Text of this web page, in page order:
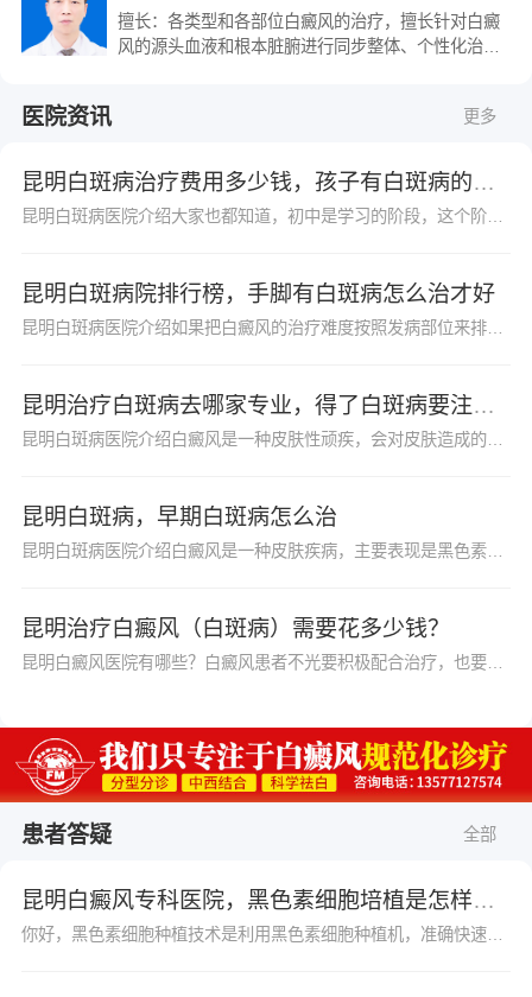
擅长：各类型和各部位白癜风的治疗，擅长针对白癜
风的源头血液和根本脏腑进行同步整体、个性化治
医院资讯 更多
昆明白斑病治疗费用多少钱，孩子有白斑病的注意事项
昆明白斑病医院介绍大家也都知道，初中是学习的阶段，这个阶段的孩子学习压力是很大的，白癜风是一种常见的皮肤疾病，很多初中生也避免不了患上白癜风，初中生群体患病会给...
昆明白斑病院排行榜，手脚有白斑病怎么治才好
昆明白斑病医院介绍如果把白癜风的治疗难度按照发病部位来排序的话，那么，手脚处的白癜风应该是治疗难度大的。但这不意味着手脚处的白癜风治疗没有效果，患者不能忽视，也...
昆明治疗白斑病去哪家专业，得了白斑病要注意哪些
昆明白斑病医院介绍白癜风是一种皮肤性顽疾，会对皮肤造成的伤害。任何人患上白癜风时要及时前往医院进行检查治疗，况且白癜风是比较容易复发和扩散的，不及时就医，之后白...
昆明白斑病，早期白斑病怎么治
昆明白斑病医院介绍白癜风是一种皮肤疾病，主要表现是黑色素的脱失，在皮肤上出现一些白点或者是白斑，对患者的影响很大，患上白癜风，不仅对患者的日常生活带来影响，也会...
昆明治疗白癜风（白斑病）需要花多少钱？
昆明白癜风医院有哪些？白癜风患者不光要积极配合治疗，也要做好日常的护理工作，白癜风的日常护理和治疗都很重要，能够使患者的白斑得到有效的控制，所以患者要注意，要尽...
患者答疑 全部
昆明白癜风专科医院，黑色素细胞培植是怎样的？
你好，黑色素细胞种植技术是利用黑色素细胞种植机，准确快速分离出优质、活跃的黑色素细胞，采用提取培养直接种植到白斑部位，同时介入细胞生长因子，保证了黑色素的成活率。采用自体表皮移植的方法，利用高端仪器，直接提取患者健康皮肤内的活跃黑色素细胞，然后种植到患者的白癜风灶部位。